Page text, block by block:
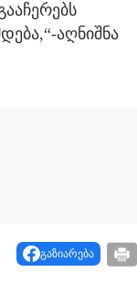
აღნიშნა
გაზიარება